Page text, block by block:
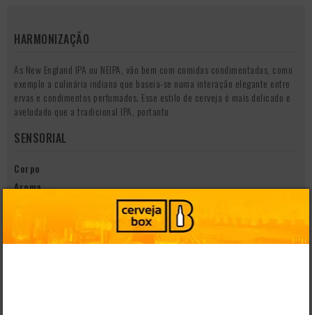
HARMONIZAÇÃO
As New England IPA ou NEIPA, vão bem com comidas condimentadas, como
exemplo a culinária indiana que baseia-se numa interação elegante entre
ervas e condimentos perfumados. Esse estilo de cerveja é mais delicado e
aveludado que a tradicional IPA, portanto
SENSORIAL
Corpo
Aroma
COPO IDEAL